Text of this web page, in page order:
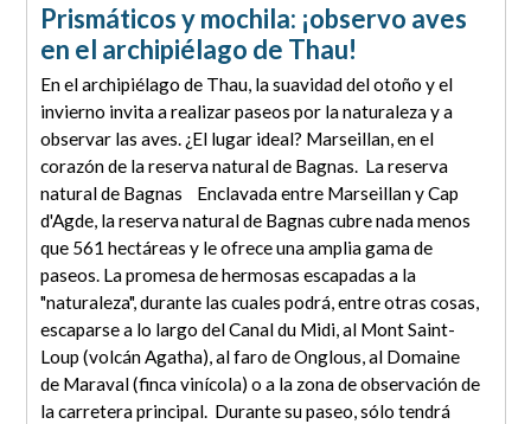
Prismáticos y mochila: ¡observo aves
en el archipiélago de Thau!
En el archipiélago de Thau, la suavidad del otoño y el
invierno invita a realizar paseos por la naturaleza y a
observar las aves. ¿El lugar ideal? Marseillan, en el
corazón de la reserva natural de Bagnas. La reserva
natural de Bagnas Enclavada entre Marseillan y Cap
d'Agde, la reserva natural de Bagnas cubre nada menos
que 561 hectáreas y le ofrece una amplia gama de
paseos. La promesa de hermosas escapadas a la
"naturaleza", durante las cuales podrá, entre otras cosas,
escaparse a lo largo del Canal du Midi, al Mont Saint-
Loup (volcán Agatha), al faro de Onglous, al Domaine
de Maraval (finca vinícola) o a la zona de observación de
la carretera principal. Durante su paseo, sólo tendrá